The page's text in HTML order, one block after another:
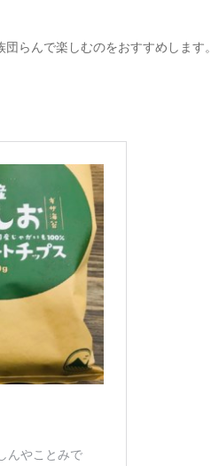
らんで楽しむのをおすすめします。